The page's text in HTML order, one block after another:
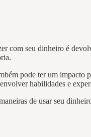
com seu dinheiro é
pode ter um
habilidades e
de usar seu